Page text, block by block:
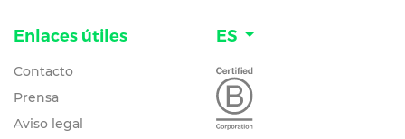
Enlaces útiles
Contacto
Prensa
Aviso legal
ES